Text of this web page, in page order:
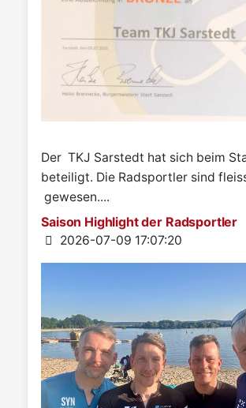
Der TKJ Sarstedt hat sich beim
beteiligt. Die Radsportler sind
gewesen....
Saison Highlight der Radsportler
Details
2026-07-09 17:07:20